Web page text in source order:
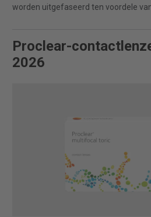
worden uitgefaseerd ten voordele
Proclear-
2026